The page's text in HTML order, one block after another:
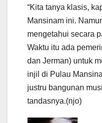
“Kita tanya klasis,
Mansinam ini.
mengetahui secara
Waktu itu ada
dan Jerman) untuk
injil di Pulau
justru bangunan
tandasnya.(njo)